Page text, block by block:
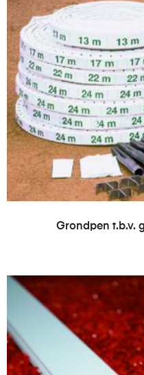
Grondpen t.b.v.